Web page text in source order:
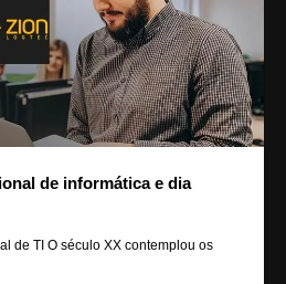
de informática e dia
de TI O século XX contemplou os